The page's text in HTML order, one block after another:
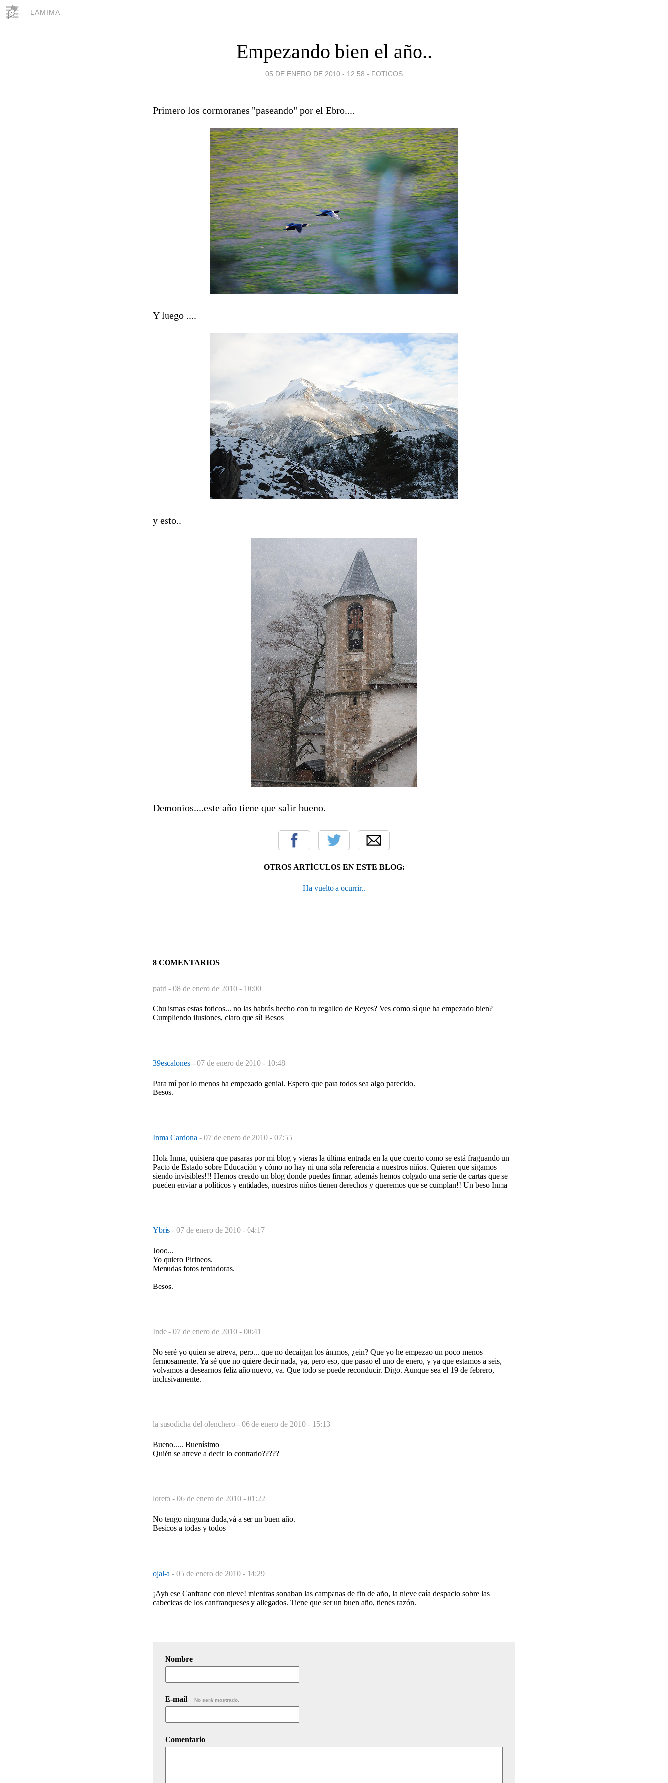
LAMIMA
Empezando bien el año..
05 DE ENERO DE 2010 - 12:58 - FOTICOS
Primero los cormoranes "paseando" por el Ebro....
Y luego ....
y esto..
Demonios....este año tiene que salir bueno.
OTROS ARTÍCULOS EN ESTE BLOG:
Ha vuelto a ocurrir..
8 COMENTARIOS
patri - 08 de enero de 2010 - 10:00
Chulismas estas foticos... no las habrás hecho con tu regalico de Reyes? Ves como sí que ha empezado bien?
Cumpliendo ilusiones, claro que sí! Besos
39escalones - 07 de enero de 2010 - 10:48
Para mí por lo menos ha empezado genial. Espero que para todos sea algo parecido.
Besos.
Inma Cardona - 07 de enero de 2010 - 07:55
Hola Inma, quisiera que pasaras por mi blog y vieras la última entrada en la que cuento como se está fraguando un
Pacto de Estado sobre Educación y cómo no hay ni una sóla referencia a nuestros niños. Quieren que sigamos
siendo invisibles!!! Hemos creado un blog donde puedes firmar, además hemos colgado una serie de cartas que se
pueden enviar a políticos y entidades, nuestros niños tienen derechos y queremos que se cumplan!! Un beso Inma
Ybris - 07 de enero de 2010 - 04:17
Jooo...
Yo quiero Pirineos.
Menudas fotos tentadoras.
Besos.
Inde - 07 de enero de 2010 - 00:41
No seré yo quien se atreva, pero... que no decaigan los ánimos, ¿ein? Que yo he empezao un poco menos
fermosamente. Ya sé que no quiere decir nada, ya, pero eso, que pasao el uno de enero, y ya que estamos a seis,
volvamos a desearnos feliz año nuevo, va. Que todo se puede reconducir. Digo. Aunque sea el 19 de febrero,
inclusivamente.
la susodicha del olenchero - 06 de enero de 2010 - 15:13
Bueno..... Buenísimo
Quién se atreve a decir lo contrario?????
loreto - 06 de enero de 2010 - 01:22
No tengo ninguna duda,vá a ser un buen año.
Besicos a todas y todos
ojal-a - 05 de enero de 2010 - 14:29
¡Ayh ese Canfranc con nieve! mientras sonaban las campanas de fin de año, la nieve caía despacio sobre las
cabecicas de los canfranqueses y allegados. Tiene que ser un buen año, tienes razón.
Nombre
E-mail No será mostrado.
Comentario